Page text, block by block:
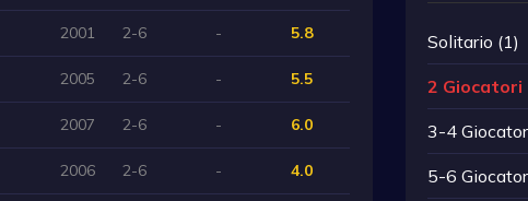
2001 2-6 - 5.8
2005 2-6 - 5.5
2007 2-6 - 6.0
2006 2-6 - 4.0
Solitario (1)
2 Giocatori
3-4
5-6